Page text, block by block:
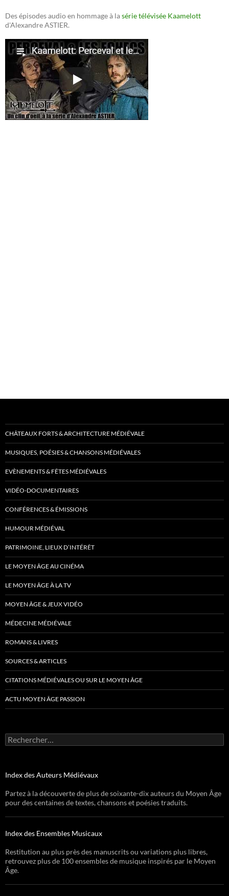
Des épisodes audio en hommage à lasérie télévisée Kaamelott
d'Alexandre ASTIER.
CHÂTEAUX FORTS & ARCHITECTURE MÉDIÉVALE
MUSIQUES, POÉSIES & CHANSONS MÉDIÉVALES
EVÈNEMENTS & FÊTES MÉDIÉVALES
VIDÉO-DOCUMENTAIRES
CONFÉRENCES & ÉMISSIONS
HUMOUR MÉDIÉVAL
PATRIMOINE, LIEUX D’INTÉRÊT
LE MOYEN ÂGE AU CINÉMA
LE MOYEN ÂGE À LA TV
MOYEN ÂGE & JEUX VIDÉO
MÉDECINE MÉDIÉVALE
ROMANS & LIVRES
SOURCES & ARTICLES
CITATIONS MÉDIÉVALES OU SUR LE MOYEN ÂGE
ACTU MOYEN ÂGE PASSION
Rechercher :
Index des Auteurs Médiévaux
Partez à la découverte de plus de soixante-dix auteurs du Moyen Âge
pour des centaines de textes, chansons et poésies traduits.
Index des Ensembles Musicaux
Restitution au plus près des manuscrits ou variations plus libres,
retrouvez plus de 100 ensembles de musique inspirés par le Moyen
Âge.